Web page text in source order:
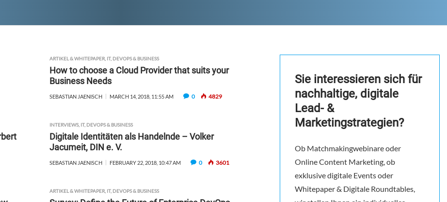
ARTIKEL & WHITEPAPER, IT, DEVOPS & BUSINESS
How to choose a Cloud Provider that suits your
Business Needs
SEBASTIAN JAENISCH MARCH 14, 2018, 11:55 AM 0 4829
INTERVIEWS, IT, DEVOPS & BUSINESS
Digitale Identitäten als Handelnde – Volker
Jacumeit, DIN e. V.
SEBASTIAN JAENISCH FEBRUARY 22, 2018, 10:47 AM 0 3601
ARTIKEL & WHITEPAPER, IT, DEVOPS & BUSINESS
Sie interessieren sich für
nachhaltige, digitale
Lead- &
Marketingstrategien?
Ob Matchmakingwebinare oder
Online Content Marketing, ob
exklusive digitale Events oder
Whitepaper & Digitale Roundtables,